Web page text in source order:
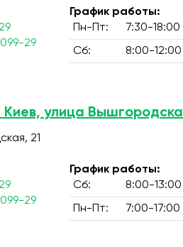
29
График работы:
Пн-Пт:
7:30-18:00
Сб: 8:00-12:00
Киев, улица
21
29
График работы:
Сб:
8:00-13:00
Пн-Пт: 7:00-17:00